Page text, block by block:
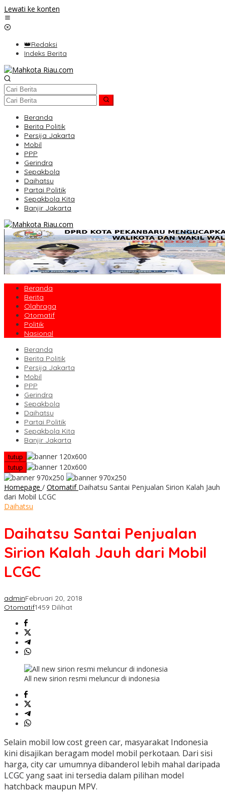
Lewati ke konten
👑Redaksi
Indeks Berita
Beranda
Berita Politik
Persija Jakarta
Mobil
PPP
Gerindra
Sepakbola
Daihatsu
Partai Politik
Sepakbola Kita
Banjir Jakarta
Beranda
Berita
Olahraga
Otomatif
Politik
Nasional
Beranda
Berita Politik
Persija Jakarta
Mobil
PPP
Gerindra
Sepakbola
Daihatsu
Partai Politik
Sepakbola Kita
Banjir Jakarta
tutup
tutup
Homepage / Otomatif Daihatsu Santai Penjualan Sirion Kalah Jauh
dari Mobil LCGC
Daihatsu
Daihatsu Santai Penjualan
Sirion Kalah Jauh dari Mobil
LCGC
adminFebruari 20, 2018
Otomatif1459 Dilihat
All new sirion resmi meluncur di indonesia
Selain mobil low cost green car, masyarakat Indonesia
kini disajikan beragam model mobil perkotaan. Dari sisi
harga, city car umumnya dibanderol lebih mahal daripada
LCGC yang saat ini tersedia dalam pilihan model
hatchback maupun MPV.